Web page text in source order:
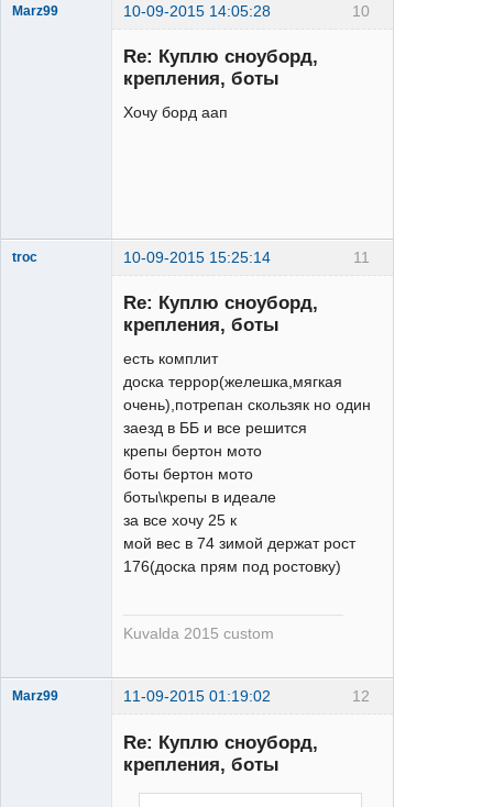
10
Marz99 10-09-2015 14:05:28
Re: Куплю сноуборд,
крепления, боты
Хочу борд аап
11
troc 10-09-2015 15:25:14
Re: Куплю сноуборд,
крепления, боты
есть комплит
доска террор(желешка,мягкая
очень),потрепан скользяк но один
заезд в ББ и все решится
крепы бертон мото
боты бертон мото
боты\крепы в идеале
за все хочу 25 к
мой вес в 74 зимой держат рост
176(доска прям под ростовку)
Kuvalda 2015 custom
12
Marz99 11-09-2015 01:19:02
Re: Куплю сноуборд,
крепления, боты